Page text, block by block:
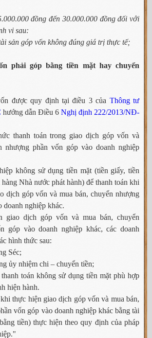
đồng đến 30.000.000 đồng đối với
vi sau:
sản góp vốn không đúng giá trị thực tế;
phải góp bằng tiền mặt hay chuyển
được quy định tại điều 3 của Thông tư
hướng dẫn Điều 6 Nghị định 222/2013/NĐ-
thanh toán trong giao dịch góp vốn và
nhượng phần vốn góp vào doanh nghiệp
không sử dụng tiền mặt (tiền giấy, tiền
Nhà nước phát hành) để thanh toán khi
dịch góp vốn và mua bán, chuyển nhượng
doanh nghiệp khác.
giao dịch góp vốn và mua bán, chuyển
góp vào doanh nghiệp khác, các doanh
hình thức sau:
Séc;
ủy nhiệm chi – chuyển tiền;
toán không sử dụng tiền mặt phù hợp
hiện hành.
thực hiện giao dịch góp vốn và mua bán,
vốn góp vào doanh nghiệp khác bằng tài
tiền) thực hiện theo quy định của pháp